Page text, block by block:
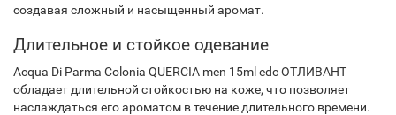
создавая сложный и насыщенный аромат.
Длительное и стойкое одевание
Acqua Di Parma Colonia QUERCIA men 15ml edc ОТЛИВАНТ
обладает длительной стойкостью на коже, что позволяет
наслаждаться его ароматом в течение длительного времени.